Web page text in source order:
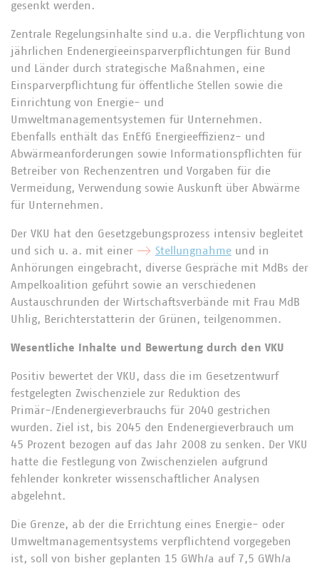
gesenkt werden.
Zentrale Regelungsinhalte sind u.a. die Verpflichtung von
jährlichen Endenergieeinsparverpflichtungen für Bund
und Länder durch strategische Maßnahmen, eine
Einsparverpflichtung für öffentliche Stellen sowie die
Einrichtung von Energie- und
Umweltmanagementsystemen für Unternehmen.
Ebenfalls enthält das EnEfG Energieeffizienz- und
Abwärmeanforderungen sowie Informationspflichten für
Betreiber von Rechenzentren und Vorgaben für die
Vermeidung, Verwendung sowie Auskunft über Abwärme
für Unternehmen.
Der VKU hat den Gesetzgebungsprozess intensiv begleitet
und sich u. a. mit einer
Stellungnahme und in
Anhörungen eingebracht, diverse Gespräche mit MdBs der
Ampelkoalition geführt sowie an verschiedenen
Austauschrunden der Wirtschaftsverbände mit Frau MdB
Uhlig, Berichterstatterin der Grünen, teilgenommen.
Wesentliche Inhalte und Bewertung durch den VKU
Positiv bewertet der VKU, dass die im Gesetzentwurf
festgelegten Zwischenziele zur Reduktion des
Primär-/Endenergieverbrauchs für 2040 gestrichen
wurden. Ziel ist, bis 2045 den Endenergieverbrauch um
45 Prozent bezogen auf das Jahr 2008 zu senken. Der VKU
hatte die Festlegung von Zwischenzielen aufgrund
fehlender konkreter wissenschaftlicher Analysen
abgelehnt.
Die Grenze, ab der die Errichtung eines Energie- oder
Umweltmanagementsystems verpflichtend vorgegeben
ist, soll von bisher geplanten 15 GWh/a auf 7,5 GWh/a